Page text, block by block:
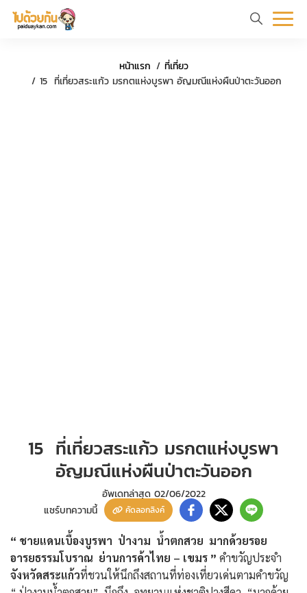
แรกท่อง เที่ยวอย่าง
หน้าแรก
ที่เที่ยว
15 ที่เที่ยวสระแก้ว มรกตแห่งบูรพา อัญมณีแห่งผืนป่าตะวันออก
15 ที่เที่ยวสระแก้ว มรกตแห่งบูรพา
อัญมณีแห่งผืนป่าตะวันออก
อัพเดทล่าสุด 02/06/2022
แชร์บทความนี้
คัดลอกลิงค์
“ ชายแดนเบื้องบูรพา ป่างาม น้ำตกสวย มากด้วยรอย
อารยธรรมโบราณ ย่านการค้าไทย – เขมร ” คำขวัญประจำ
จังหวัดสระแก้วที่ชวนให้นึกถึงสถานที่ท่องเที่ยวเด่นตามคำขวัญ